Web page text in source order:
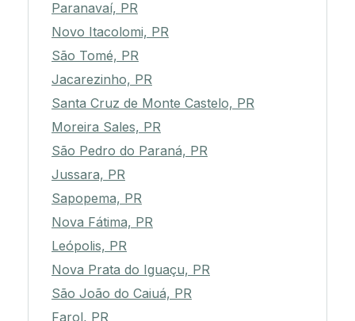
Paranavaí, PR
Novo Itacolomi, PR
São Tomé, PR
Jacarezinho, PR
Santa Cruz de Monte Castelo, PR
Moreira Sales, PR
São Pedro do Paraná, PR
Jussara, PR
Sapopema, PR
Nova Fátima, PR
Leópolis, PR
Nova Prata do Iguaçu, PR
São João do Caiuá, PR
Farol, PR